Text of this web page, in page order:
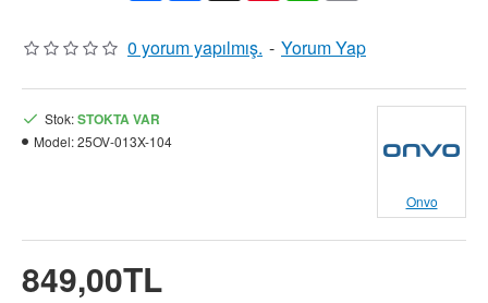
0 yorum yapılmış. - Yorum Yap
849,00TL
Stok:STOKTA VAR
Model:25OV-013X-104
Onvo